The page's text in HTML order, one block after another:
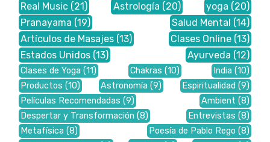
Real Music (21) Astrología (20) yoga (20)
Pranayama (19) Salud Mental (14)
Artículos de Masajes (13) Clases Online (13)
Estados Unidos (13) Ayurveda (12)
Clases de Yoga (11) Chakras (10) India (10)
Productos (10) Astronomía (9) Espiritualidad (9)
Películas Recomendadas (9) Ambient (8)
Despertar y Transformación (8) Entrevistas (8)
Metafísica (8) Poesía de Pablo Rego (8)